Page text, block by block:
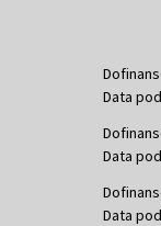
Data
Data
Data